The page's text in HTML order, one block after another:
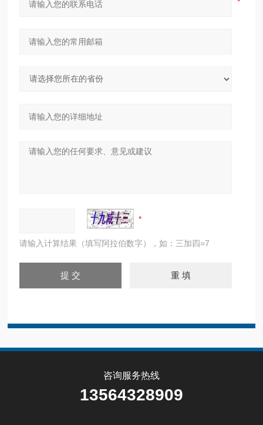
请输入计算结果（填写阿拉伯数字），如：三加四=7
咨询服务热线
13564328909